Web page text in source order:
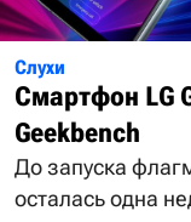
Слухи
Смартфон LG
Geekbench
До запуска
осталась одна